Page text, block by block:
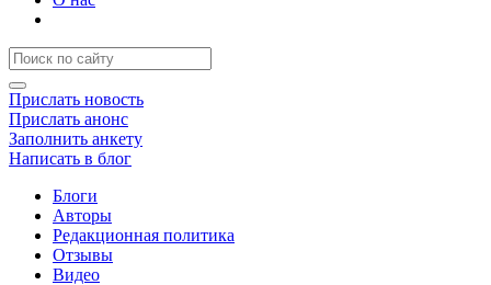
Прислать новость
Прислать анонс
Заполнить анкету
Написать в блог
Блоги
Авторы
Редакционная политика
Отзывы
Видео